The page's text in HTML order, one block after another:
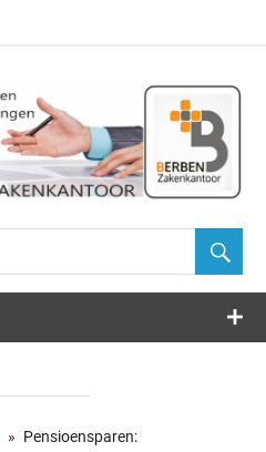
BERBEN
Pensioensparen: